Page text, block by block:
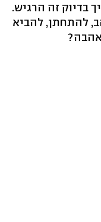
בדיוק זה הרגיש.
להתחתן, להביא